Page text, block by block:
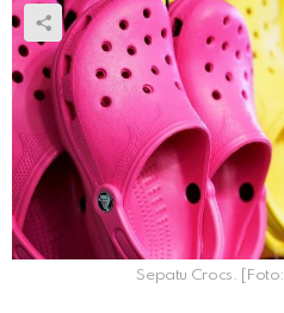
Sepatu Crocs. [Foto: